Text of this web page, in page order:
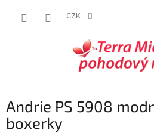
CZK
Andrie PS 5908
boxerky